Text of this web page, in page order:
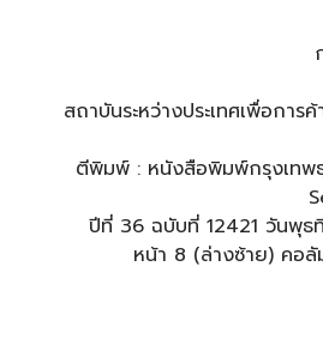
สถาบันระหว่างประเทศเพื่อกา
ตีพิมพ์ : หนังสือพิมพ์กรุงเทพ
ปีที่ 36 ฉบับที่ 12421 วันพุธ
หน้า 8 (ล่างซ้าย) คอ